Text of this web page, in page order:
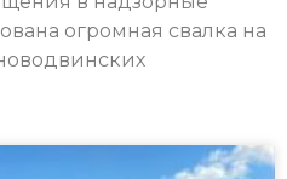
огромная свалка на